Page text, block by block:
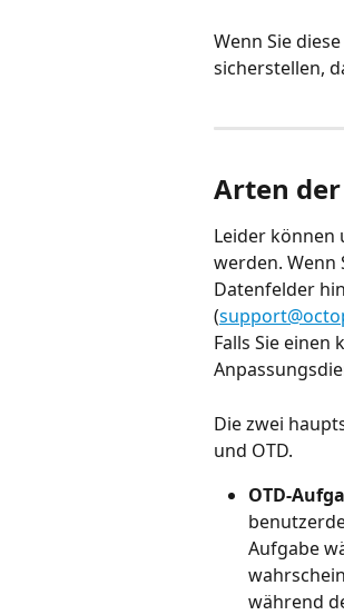
Wenn Sie
sicherstellen,
Arten
Leider können
werden. Wenn
Datenfelder
(
Falls Sie
Die zwei
und OTD.
OTD-
Aufgabe
während